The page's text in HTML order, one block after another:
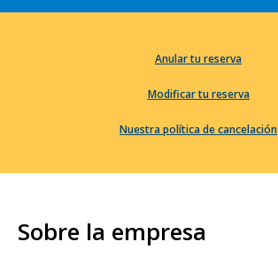
Anular tu reserva
Modificar tu reserva
Nuestra política de cancelación
Sobre la empresa